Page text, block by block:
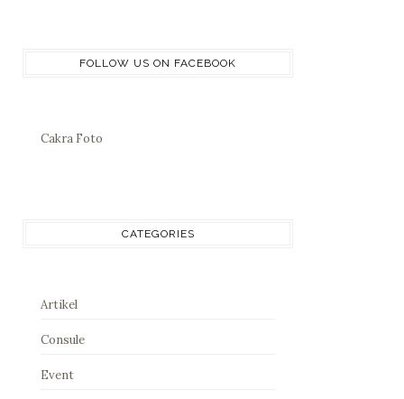
FOLLOW US ON FACEBOOK
Cakra Foto
CATEGORIES
Artikel
Consule
Event